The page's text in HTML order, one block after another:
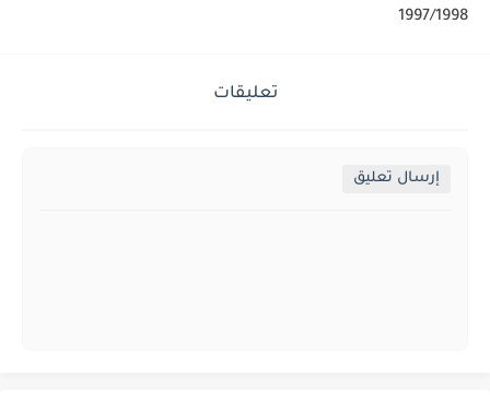
1997/1998
تعليقات
إرسال تعليق